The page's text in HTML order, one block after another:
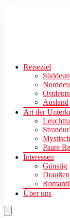
Reiseziel
Ausland
Art der
Paare
Interessen
Günstig
Über uns